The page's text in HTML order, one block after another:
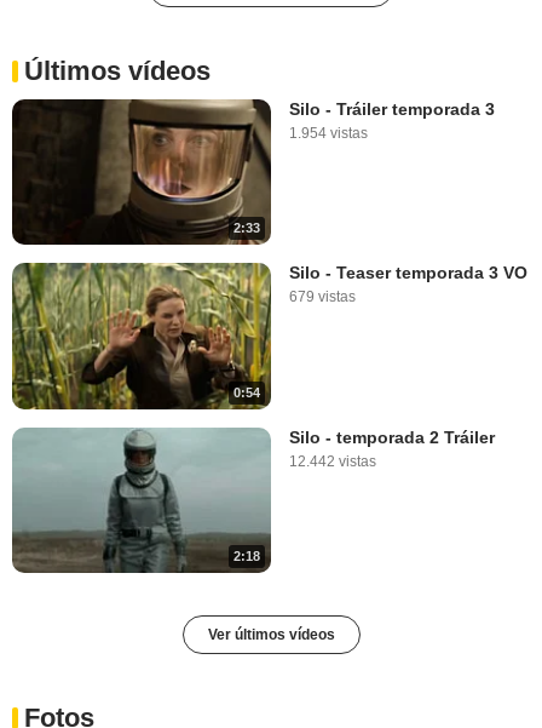
Últimos vídeos
2:33
Silo - Tráiler temporada 3
1.954 vistas
0:54
Silo - Teaser temporada 3 VO
679 vistas
2:18
Silo - temporada 2 Tráiler
12.442 vistas
Ver últimos vídeos
Fotos